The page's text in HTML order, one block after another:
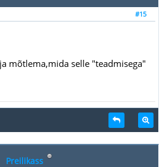
#15
mõtlema,mida selle "teadmisega"
Preilikass